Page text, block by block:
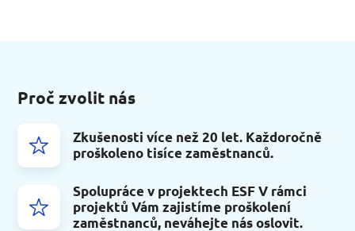
Proč zvolit nás
Zkušenosti více než 20 let. Každoročně
proškoleno tisíce zaměstnanců.
Spolupráce v projektech ESF V rámci
projektů Vám zajistíme proškolení
zaměstnanců, neváhejte nás oslovit.